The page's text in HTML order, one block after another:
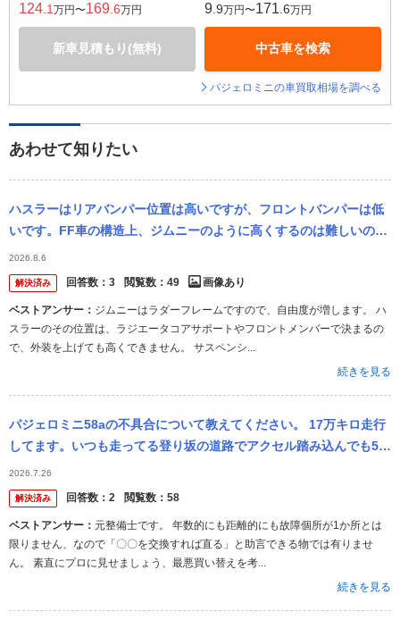
124 .1 万円〜169 .6万円
新車見積もり(無料)
9 .9万円〜171 .6万円
中古車を検索
パジェロミニの車買取相場を調べる
あわせて知りたい
ハスラーはリアバンパー位置は高いですが、フロントバンパーは低
いです。FF車の構造上、ジムニーのように高くするのは難しいので
しょうか？
2026.8.6
解決済み 回答数： 3 閲覧数： 49 画像あり
ベストアンサー： ジムニーはラダーフレームですので、自由度が増します。 ハ
スラーのその位置は、ラジエータコアサポートやフロントメンバーで決まるの
で、外装を上げても高くできません。 サスペンシ...
続きを見る
パジェロミニ58aの不具合について教えてください。 17万キロ走行
してます。いつも走ってる登り坂の道路でアクセル踏み込んでも50
キロしかでません。普段より加速が悪くなりました。異音でカチカ
チ音が...
2026.7.26
解決済み 回答数： 2 閲覧数： 58
ベストアンサー： 元整備士です。 年数的にも距離的にも故障個所が1か所とは
限りません、なので「〇〇を交換すれば直る」と助言できる物では有りませ
ん。 素直にプロに見せましょう、最悪買い替えを考...
続きを見る